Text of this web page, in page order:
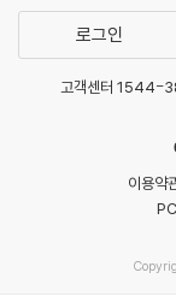
로그인
고객센터 1544-
이용약